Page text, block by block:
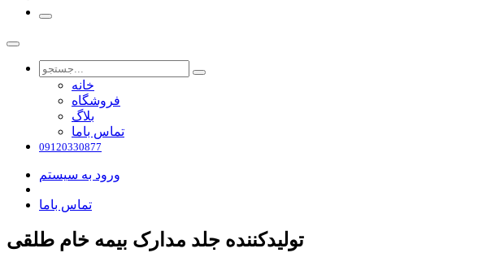
خانه
فروشگاه
بلاگ
تماس باما
09120330877
ورود به سیستم
تماس باما
تولیدکننده جلد مدارک بیمه خام طلقی